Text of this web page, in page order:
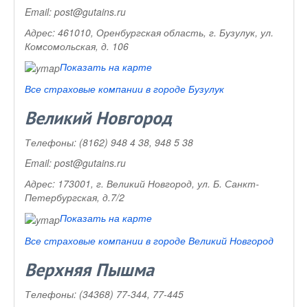
Email: post@gutains.ru
Адрес: 461010, Оренбургская область, г. Бузулук, ул.
Комсомольская, д. 106
Показать на карте
Все страховые компании в городе Бузулук
Великий Новгород
Телефоны: (8162) 948 4 38, 948 5 38
Email: post@gutains.ru
Адрес: 173001, г. Великий Новгород, ул. Б. Санкт-
Петербургская, д.7/2
Показать на карте
Все страховые компании в городе Великий Новгород
Верхняя Пышма
Телефоны: (34368) 77-344, 77-445